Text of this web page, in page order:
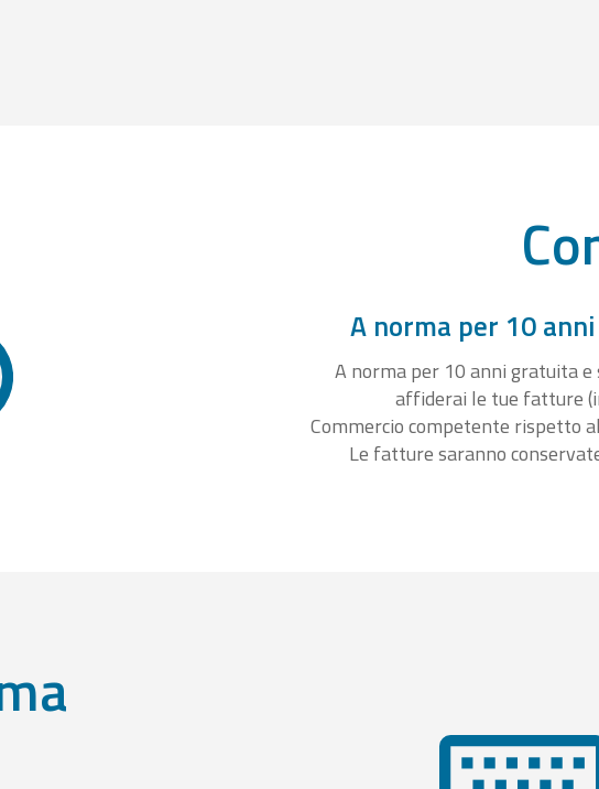
A norma per 10
A norma per 10 anni gratuita
affiderai le tue fatture
Commercio competente rispetto
Le fatture saranno